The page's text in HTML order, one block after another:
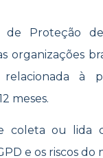
Proteção de
relacionada à
meses.
coleta ou lida
e os riscos do